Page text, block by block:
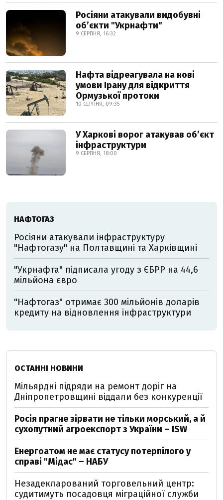
Росіяни атакували видобувні
обʼєкти "Укрнафти"
9 СЕРПНЯ, 16:32
Нафта відреагувала на нові
умови Ірану для відкриття
Ормузької протоки
10 СЕРПНЯ, 09:35
У Харкові ворог атакував обʼєкт
інфраструктури
9 СЕРПНЯ, 18:00
НАФТОГАЗ
Росіяни атакували інфраструктуру
"Нафтогазу" на Полтавщині та Харківщині
"Укрнафта" підписала угоду з ЄБРР на 44,6
мільйона євро
"Нафтогаз" отримає 300 мільйонів доларів
кредиту на відновлення інфраструктури
ОСТАННІ НОВИНИ
Мільярдні підряди на ремонт доріг на
Дніпропетровщині віддали без конкуренції
Росія прагне зірвати не тільки морський, а й
сухопутний агроекспорт з України – ISW
Енергоатом не має статусу потерпілого у
справі "Мідас" – НАБУ
Незадекларований торговельний центр:
судитимуть посадовця міграційної служби